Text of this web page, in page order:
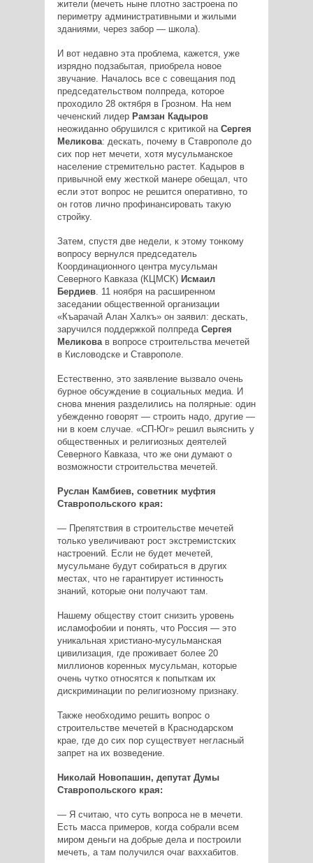
жители (мечеть ныне плотно застроена по
периметру административными и жилыми
зданиями, через забор — школа).
И вот недавно эта проблема, кажется, уже
изрядно подзабытая, приобрела новое
звучание. Началось все с совещания под
председательством полпреда, которое
проходило 28 октября в Грозном. На нем
чеченский лидер Рамзан Кадыров
неожиданно обрушился с критикой на Сергея
Меликова: дескать, почему в Ставрополе до
сих пор нет мечети, хотя мусульманское
население стремительно растет. Кадыров в
привычной ему жесткой манере обещал, что
если этот вопрос не решится оперативно, то
он готов лично профинансировать такую
стройку.
Затем, спустя две недели, к этому тонкому
вопросу вернулся председатель
Координационного центра мусульман
Северного Кавказа (КЦМСК) Исмаил
Бердиев. 11 ноября на расширенном
заседании общественной организации
«Къарачай Алан Халкъ» он заявил: дескать,
заручился поддержкой полпреда Сергея
Меликовав вопросе строительства мечетей
в Кисловодске и Ставрополе.
Естественно, это заявление вызвало очень
бурное обсуждение в социальных медиа. И
снова мнения разделились на полярные: один
убежденно говорят — строить надо, другие —
ни в коем случае. «СП-Юг» решил выяснить у
общественных и религиозных деятелей
Северного Кавказа, что же они думают о
возможности строительства мечетей.
Руслан Камбиев, советник муфтия
Ставропольского края:
— Препятствия в строительстве мечетей
только увеличивают рост экстремистских
настроений. Если не будет мечетей,
мусульмане будут собираться в других
местах, что не гарантирует истинность
знаний, которые они получают там.
Нашему обществу стоит снизить уровень
исламофобии и понять, что Россия — это
уникальная христиано-мусульманская
цивилизация, где проживает более 20
миллионов коренных мусульман, которые
очень чутко относятся к попыткам их
дискриминации по религиозному признаку.
Также необходимо решить вопрос о
строительстве мечетей в Краснодарском
крае, где до сих пор существует негласный
запрет на их возведение.
Николай Новопашин, депутат Думы
Ставропольского края:
— Я считаю, что суть вопроса не в мечети.
Есть масса примеров, когда собрали всем
миром деньги на добрые дела и построили
мечеть, а там получился очаг ваххабитов.